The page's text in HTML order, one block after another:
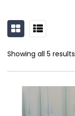
Showing all 5 results